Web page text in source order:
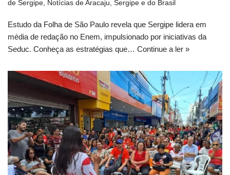
de Sergipe Notícias de Aracaju, Sergipe e do Brasil
Estudo da Folha de São Paulo revela que Sergipe lidera em
média de redação no Enem, impulsionado por iniciativas da
Seduc. Conheça as estratégias que… Continue a ler »